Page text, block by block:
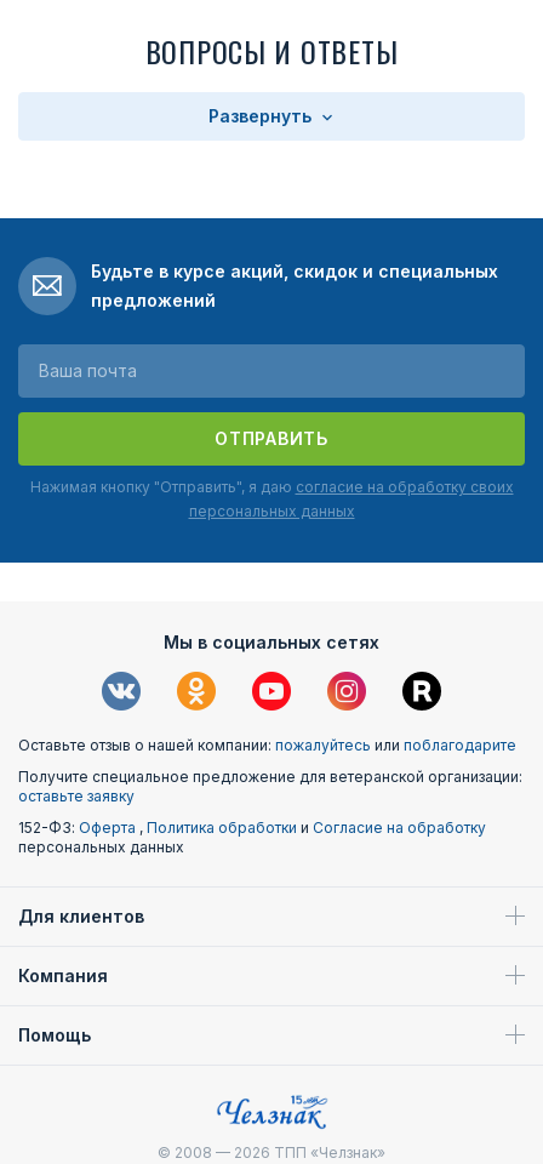
ВОПРОСЫ И ОТВЕТЫ
Развернуть
Будьте в курсе акций, скидок и специальных
предложений
ОТПРАВИТЬ
Нажимая кнопку "Отправить", я даю согласие на обработку своих
персональных данных
Мы в социальных сетях
Оставьте отзыв о нашей компании: пожалуйтесь или поблагодарите
Получите специальное предложение для ветеранской организации:
оставьте заявку
152-ФЗ: Оферта , Политика обработки и Согласие на обработку
персональных данных
Для клиентов
Компания
Помощь
© 2008 — 2026 ТПП «Челзнак»